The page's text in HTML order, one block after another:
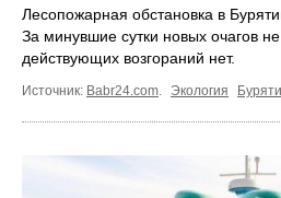
Лесопожарная обстановка в
За минувшие сутки новых очагов
действующих возгораний нет.
Источник: Babr24.com Экология